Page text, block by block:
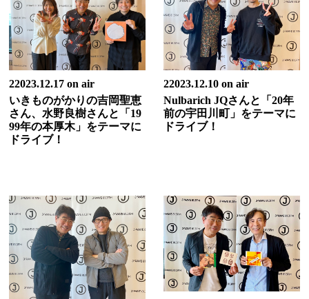
22023.12.17 on air
いきものがかりの吉岡聖恵
さん、水野良樹さんと「19
99年の本厚木」をテーマに
ドライブ！
22023.12.10 on air
Nulbarich JQさんと「20年
前の宇田川町」をテーマに
ドライブ！